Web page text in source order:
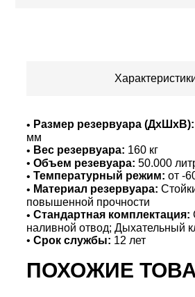
Размер резервуара (ДхШхВ):
мм
Вес резервуара: 160 кг
Объем резевуара: 50.000
Температурный режим: от -
Материал резервуара:
повышенной прочности
Стандартная комплектация:
наливной отвод; Дыхательный
Срок службы: 12 лет
ПОХОЖИЕ